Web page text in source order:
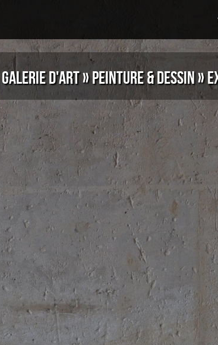
GALERIE D'ART»PEINTURE & DESSIN»